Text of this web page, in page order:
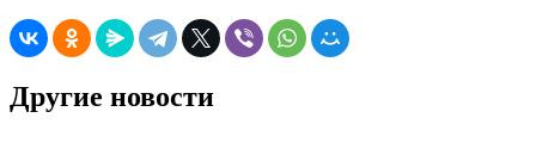
Другие новости